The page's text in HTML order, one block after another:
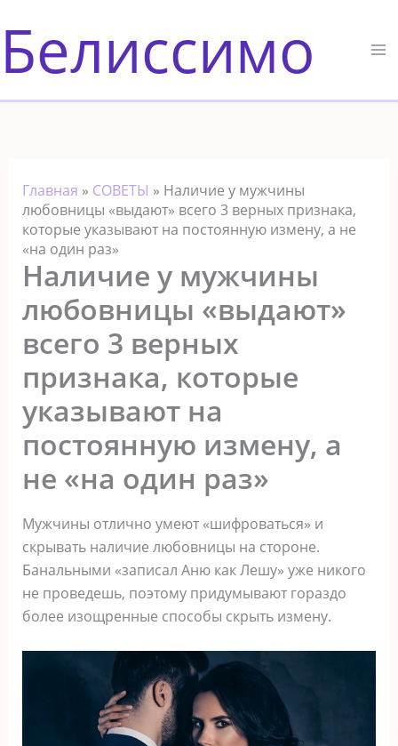
к
содержимому
Белиссимо
Главная » СОВЕТЫ » Наличие у мужчины
любовницы «выдают» всего 3 верных признака,
которые указывают на постоянную измену, а не
«на один раз»
Наличие у мужчины
любовницы «выдают»
всего 3 верных
признака, которые
указывают на
постоянную измену, а
не «на один раз»
Мужчины отлично умеют «шифроваться» и
скрывать наличие любовницы на стороне.
Банальными «записал Аню как Лешу» уже никого
не проведешь, поэтому придумывают гораздо
более изощренные способы скрыть измену.